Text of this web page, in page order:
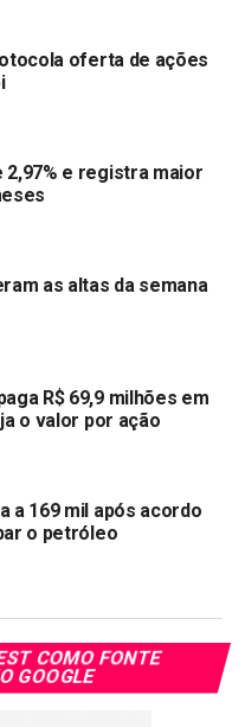
ser solicitado nas
negociação,
R$ 5 bilhões em fibra
que inflação
móvel para TIM
Email
oferta de ações
2,97% e registra maior
as altas da semana
R$ 69,9 milhões em
o valor por ação
a 169 mil após acordo
o petróleo
COMO FONTE
GOOGLE